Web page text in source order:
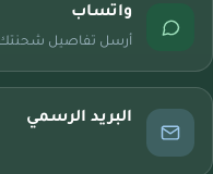
واتساب
أرسل تفاصيل
البريد الرسمي